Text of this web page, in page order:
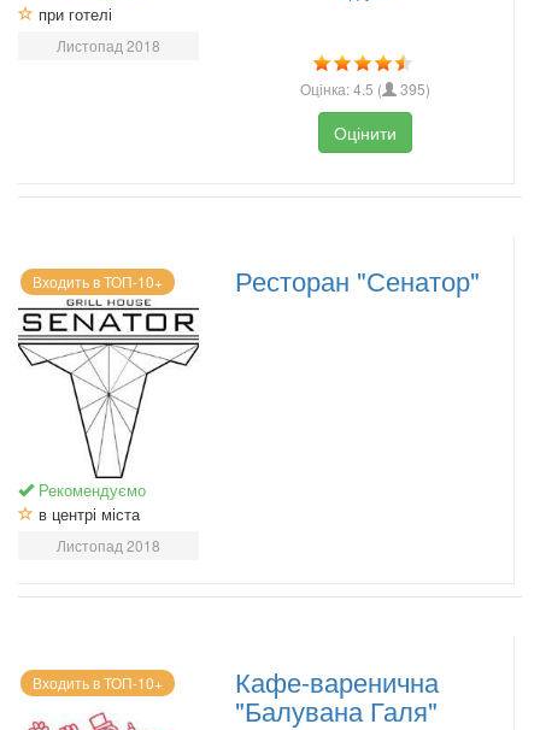
при готелі
Листопад 2018
Оцінка:4.5 ( 395)
Оцінити
Входить в ТОП-10+
Рекомендуємо
в центрі міста
Листопад 2018
Ресторан "Сенатор"
Входить в ТОП-10+ Кафе-варенична
"Балувана Галя"